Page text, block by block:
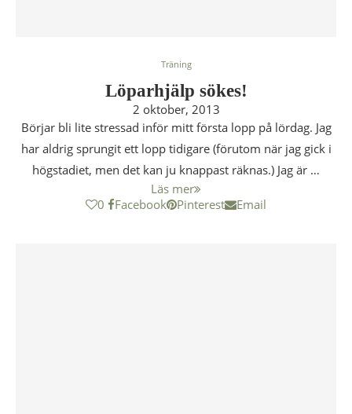
Träning
Löparhjälp sökes!
2 oktober, 2013
Börjar bli lite stressad inför mitt första lopp på lördag. Jag
har aldrig sprungit ett lopp tidigare (förutom när jag gick i
högstadiet, men det kan ju knappast räknas.) Jag är …
Läs mer
0
Facebook Pinterest Email